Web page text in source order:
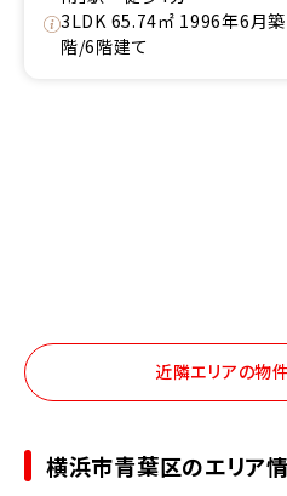
3LDK 65.74㎡ 1996年6月
階/6階建て
近隣エリアの物
横浜市青葉区のエリア